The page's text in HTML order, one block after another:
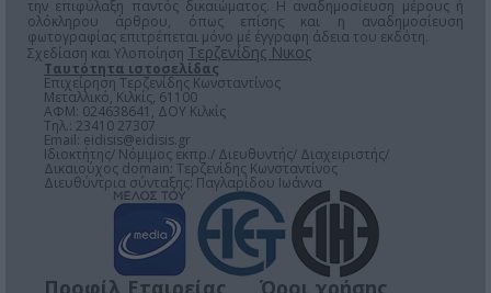
την επιφύλαξη παντός δικαιώματος. Η αναδημοσίευση μέρους ή
ολόκληρου άρθρου, όπως επίσης και η αναδημοσίευση
φωτογραφίας επιτρέπεται μόνο μέ έγγραφη άδεια του εκδότη.
Σχεδίαση και Υλοποίηση Τερζενίδης Νικος
Ταυτότητα ιστοσελίδας
Επιχείρηση Τερζενίδης Κωνσταντίνος
Μεταλλικό, Κιλκίς, 61100
ΑΦΜ: 024638641, ΔΟΥ Κιλκίς
Τηλ.: 23410 27307
Email: eidisis@eidisis.gr
Ιδιοκτήτης/ Νόμιμος εκπρ./ Διευθυντής/ Διαχειριστής/
Δικαιούχος domain: Τερζενίδης Κωνσταντίνος
Διευθύντρια σύνταξης: Παγλαρίδου Ιωάννα
Προφίλ Εταιρείας Όροι χρήσης